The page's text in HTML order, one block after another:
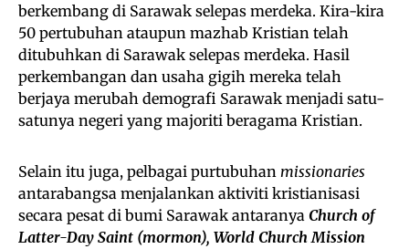
berkembang di Sarawak selepas merdeka. Kira-kira
50 pertubuhan ataupun mazhab Kristian telah
ditubuhkan di Sarawak selepas merdeka. Hasil
perkembangan dan usaha gigih mereka telah
berjaya merubah demografi Sarawak menjadi satu-
satunya negeri yang majoriti beragama Kristian.
Selain itu juga, pelbagai purtubuhan missionaries
antarabangsa menjalankan aktiviti kristianisasi
secara pesat di bumi Sarawak antaranya Church of
Latter-Day Saint (mormon), World Church Mission